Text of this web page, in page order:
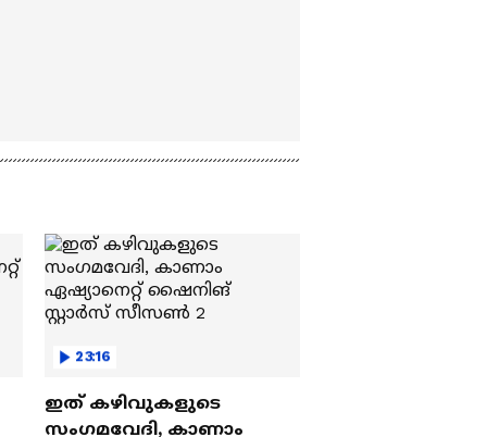
23:16
ഇത് കഴിവുകളുടെ
സംഗമവേദി, കാണാം